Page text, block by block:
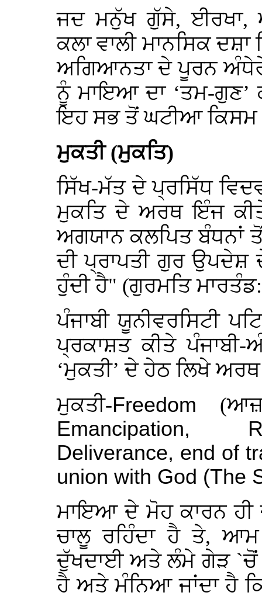
ਜਦ ਮਨੁੱਖ ਗੁੱਸੇ, ਈਰਖਾ,
ਕਲਾ ਵਾਲੀ ਮਾਨਸਿਕ
ਅਗਿਆਨਤਾ ਦੇ ਪੂਰਨ
ਨੂੰ ਮਾਇਆ ਦਾ ‘ਤਮ-ਗੁਣ’
ਇਹ ਸਭ ਤੋਂ ਘਟੀਆ ਕਿਸਮ
ਮੁਕਤੀ (ਮੁਕਤਿ)
ਸਿੱਖ-ਮੱਤ ਦੇ ਪ੍ਰਸਿੱਧ
ਮੁਕਤਿ ਦੇ ਅਰਥ ਇੰਜ
ਅਗਯਾਨ ਕਲਪਿਤ ਬੰਧਨਾਂ
ਦੀ ਪ੍ਰਾਪਤੀ ਗੁਰ ਉਪਦੇਸ਼
ਹੁੰਦੀ ਹੈ" (ਗੁਰਮਤਿ
ਪੰਜਾਬੀ ਯੂਨੀਵਰਸਿਟੀ
ਪ੍ਰਕਾਸ਼ਤ ਕੀਤੇ
‘ਮੁਕਤੀ’ ਦੇ ਹੇਠ ਲਿਖੇ
ਮੁਕਤੀ-Freedom
Emancipation,
Deliverance, end of
union with God (The
ਮਾਇਆ ਦੇ ਮੋਹ ਕਾਰਨ
ਚਾਲੂ ਰਹਿੰਦਾ ਹੈ ਤੇ,
ਦੁੱਖਦਾਈ ਅਤੇ ਲੰਮੇ ਗੇੜ `ਚੋਂ
ਹੈ ਅਤੇ ਮੰਨਿਆ ਜਾਂਦਾ ਹੈ